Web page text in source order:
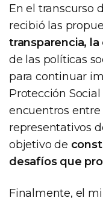
En el transcurso
recibió las
transparencia,
de las políticas
para continuar
Protección Social
encuentros entre
representativos
objetivo de
desafíos que
Finalmente, el